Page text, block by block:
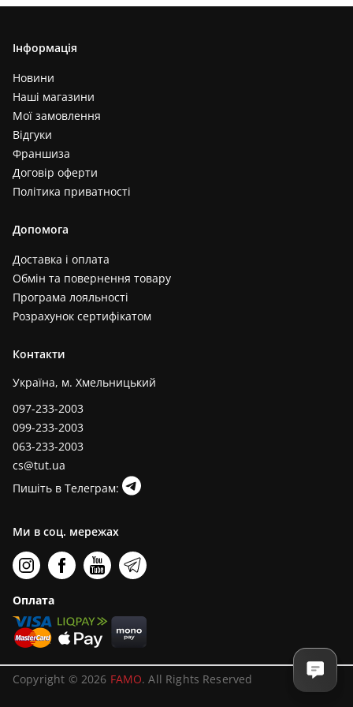
Інформація
Новини
Наші магазини
Мої замовлення
Відгуки
Франшиза
Договір оферти
Політика приватності
Допомога
Доставка і оплата
Обмін та повернення товару
Програма лояльності
Розрахунок сертифікатом
Контакти
Україна, м. Хмельницький
097-233-2003
099-233-2003
063-233-2003
cs@tut.ua
Пишіть в Телеграм:
Ми в соц. мережах
Оплата
Copyright © 2026 FAMO. All Rights Reserved